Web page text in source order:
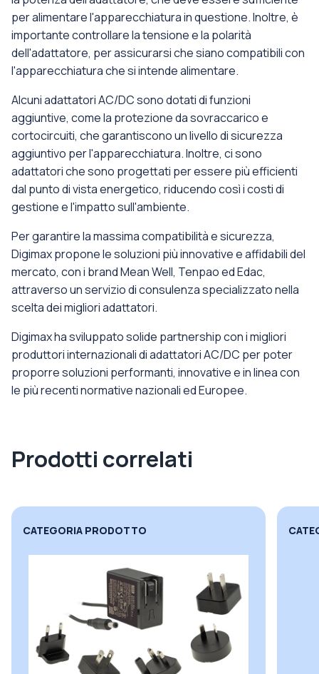
per alimentare l'apparecchiatura in questione. Inoltre, è
importante controllare la tensione e la polarità
dell'adattatore, per assicurarsi che siano compatibili con
l'apparecchiatura che si intende alimentare.
Alcuni adattatori AC/DC sono dotati di funzioni
aggiuntive, come la protezione da sovraccarico e
cortocircuiti, che garantiscono un livello di sicurezza
aggiuntivo per l'apparecchiatura. Inoltre, ci sono
adattatori che sono progettati per essere più efficienti
dal punto di vista energetico, riducendo così i costi di
gestione e l'impatto sull'ambiente.
Per garantire la massima compatibilità e sicurezza,
Digimax propone le soluzioni più innovative e affidabili del
mercato, con i brand Mean Well, Tenpao ed Edac,
attraverso un servizio di consulenza specializzato nella
scelta dei migliori adattatori.
Digimax ha sviluppato solide partnership con i migliori
produttori internazionali di adattatori AC/DC per poter
proporre soluzioni performanti, innovative e in linea con
le più recenti normative nazionali ed Europee.
Prodotti correlati
CATEGORIA PRODOTTO